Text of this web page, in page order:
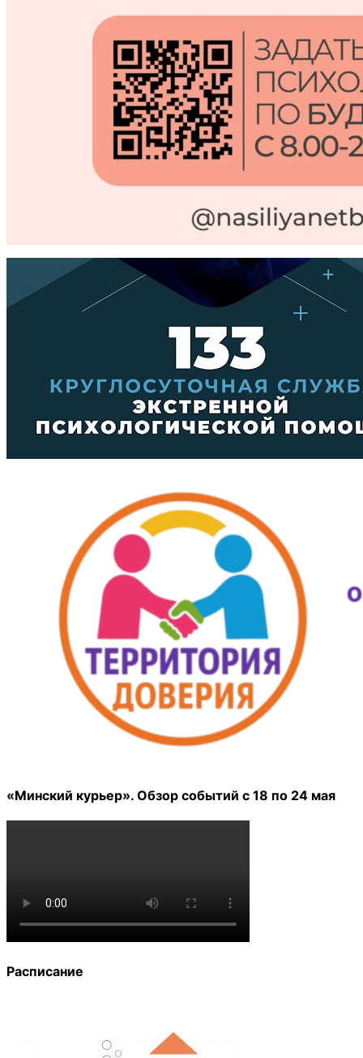
«Минский курьер». Обзор событий с 18 по 24 мая
Расписание